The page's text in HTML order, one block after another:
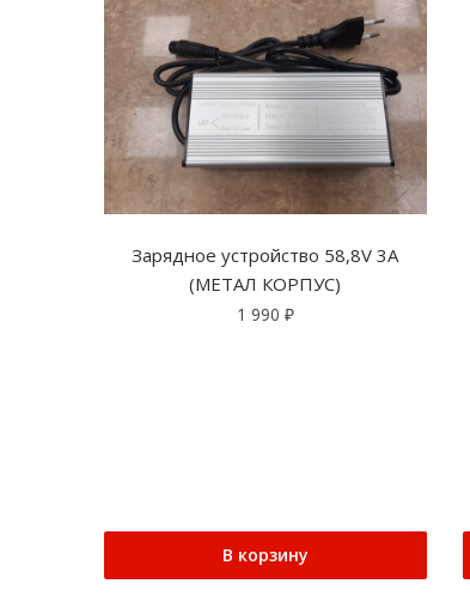
Зарядное устройство 58,8V 3A
(МЕТАЛ КОРПУС)
1 990 ₽
В корзину